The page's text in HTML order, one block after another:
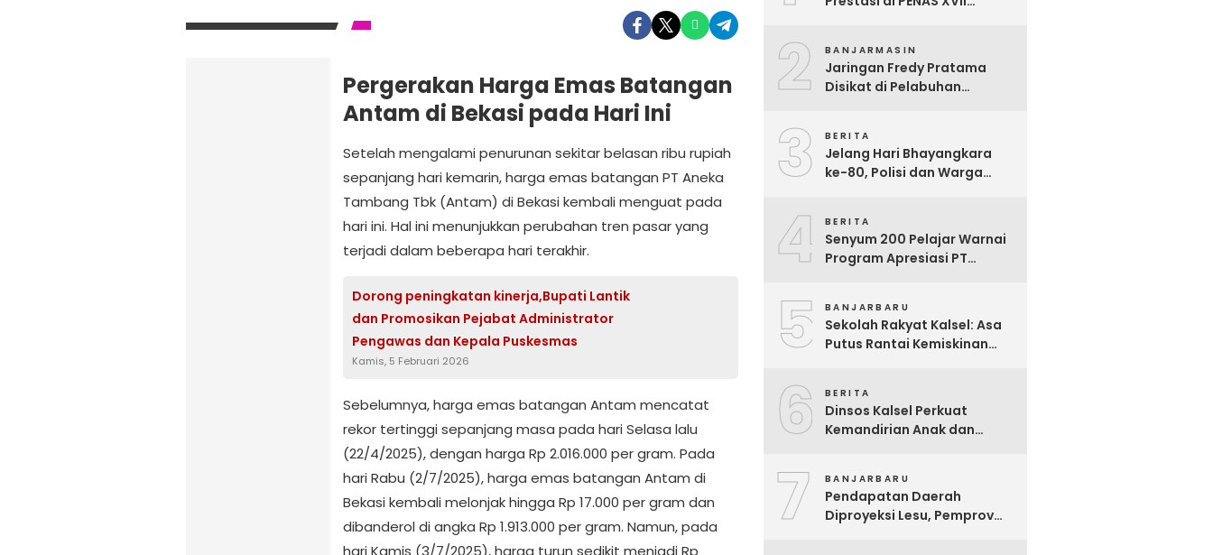
Pergerakan Harga Emas Batangan
Antam di Bekasi pada Hari Ini
Setelah mengalami penurunan sekitar belasan ribu rupiah
sepanjang hari kemarin, harga emas batangan PT Aneka
Tambang Tbk (Antam) di Bekasi kembali menguat pada
hari ini. Hal ini menunjukkan perubahan tren pasar yang
terjadi dalam beberapa hari terakhir.
Dorong peningkatan kinerja,Bupati Lantik
dan Promosikan Pejabat Administrator
Pengawas dan Kepala Puskesmas
Kamis, 5 Februari 2026
Sebelumnya, harga emas batangan Antam mencatat
rekor tertinggi sepanjang masa pada hari Selasa lalu
(22/4/2025), dengan harga Rp 2.016.000 per gram. Pada
hari Rabu (2/7/2025), harga emas batangan Antam di
Bekasi kembali melonjak hingga Rp 17.000 per gram dan
dibanderol di angka Rp 1.913.000 per gram. Namun, pada
hari Kamis (3/7/2025), harga turun sedikit menjadi Rp
Juara Nasional
2 BANJARMASIN
Jaringan Fredy Pratama
Disikat di Pelabuhan
3 BERITA
Jelang Hari Bhayangkara
ke-80, Polisi dan Warga
Penghubung Desa
4 BERITA
Senyum 200 Pelajar Warnai
Program Apresiasi PT
5 BANJARBARU
Sekolah Rakyat Kalsel: Asa
Putus Rantai Kemiskinan
6 BERITA
Dinsos Kalsel Perkuat
Kemandirian Anak dan
Mulia Satria
7 BANJARBARU
Pendapatan Daerah
Diproyeksi Lesu, Pemprov